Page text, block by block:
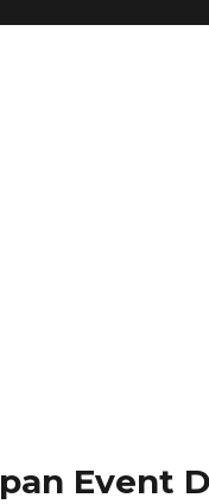
Event